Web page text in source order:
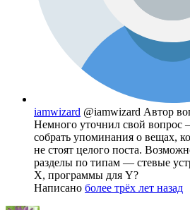
iamwizard @iamwizard Автор
Немного уточнил свой
собрать упоминания о вещах,
не стоят целого поста.
разделы по типам — стевые
X, программы для Y?
Написано более трёх лет назад